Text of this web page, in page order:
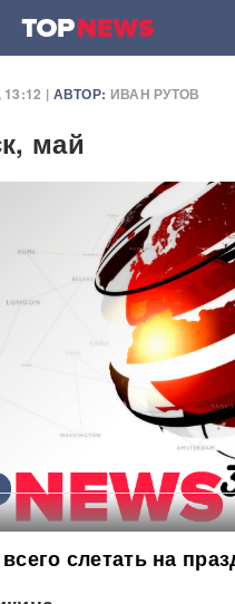
| АВТОР: ИВАН РУТОВ
май
слетать на